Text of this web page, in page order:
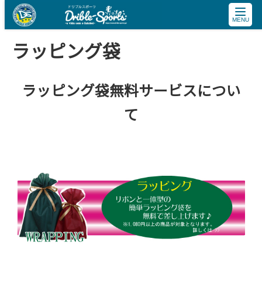
toggle
ラッピング袋
ラッピング袋無料サービスについ
て